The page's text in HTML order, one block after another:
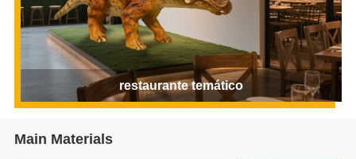
restaurante temático
Main Materials